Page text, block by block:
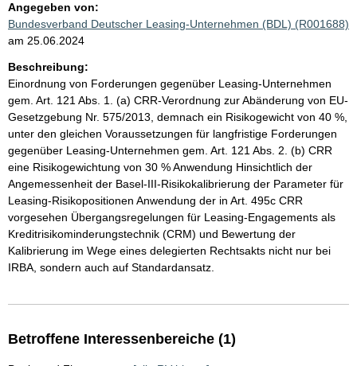
Angegeben von:
Bundesverband Deutscher Leasing-Unternehmen (BDL) (R001688)
am 25.06.2024
Beschreibung:
Einordnung von Forderungen gegenüber Leasing-Unternehmen
gem. Art. 121 Abs. 1. (a) CRR-Verordnung zur Abänderung von EU-
Gesetzgebung Nr. 575/2013, demnach ein Risikogewicht von 40 %,
unter den gleichen Voraussetzungen für langfristige Forderungen
gegenüber Leasing-Unternehmen gem. Art. 121 Abs. 2. (b) CRR
eine Risikogewichtung von 30 % Anwendung Hinsichtlich der
Angemessenheit der Basel-III-Risikokalibrierung der Parameter für
Leasing-Risikopositionen Anwendung der in Art. 495c CRR
vorgesehen Übergangsregelungen für Leasing-Engagements als
Kreditrisikominderungstechnik (CRM) und Bewertung der
Kalibrierung im Wege eines delegierten Rechtsakts nicht nur bei
IRBA, sondern auch auf Standardansatz.
Betroffene Interessenbereiche (1)